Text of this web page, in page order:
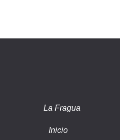
La Fragua
Inicio